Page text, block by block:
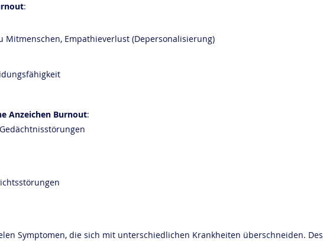
:
Mitmenschen, Empathieverlust (Depersonalisierung)
Anzeichen Burnout:
Symptomen, die sich mit unterschiedlichen Krankheiten überschneiden.